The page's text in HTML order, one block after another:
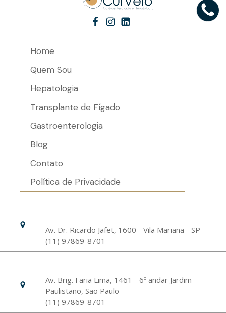
Home
Quem Sou
Hepatologia
Transplante de Fígado
Gastroenterologia
Blog
Contato
Política de Privacidade
Av. Dr. Ricardo Jafet, 1600 - Vila Mariana - SP
(11) 97869-8701
Av. Brig. Faria Lima, 1461 - 6º andar Jardim
Paulistano, São Paulo
(11) 97869-8701